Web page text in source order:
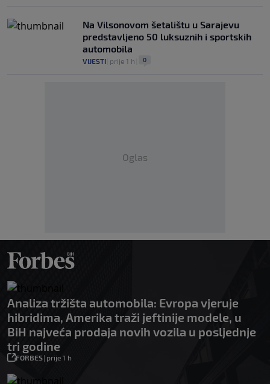
Na Vilsonovom šetalištu u Sarajevu
predstavljeno 50 luksuznih i sportskih
automobila
VIJESTI prije 1 h 0
Oglas
Analiza tržišta automobila: Evropa vjeruje
hibridima, Amerika traži jeftinije modele, u
BiH najveća prodaja novih vozila u posljednje
tri godine
FORBES| prije 1 h